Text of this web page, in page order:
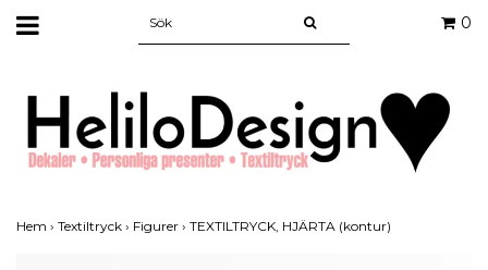
0
Hem › Textiltryck › Figurer › TEXTILTRYCK, HJÄRTA (kontur)